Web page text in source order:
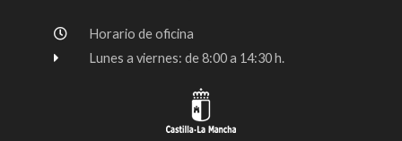
Horario de oficina
Lunes a viernes: de 8:00 a 14:30 h.